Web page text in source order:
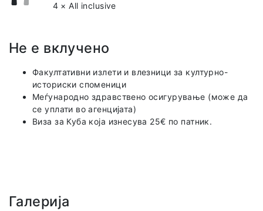
4 × All inclusive
Не е вклучено
Факултативни излети и влезници за културно-
историски споменици
Меѓународно здравствено осигурување (може да
се уплати во агенцијата)
Виза за Куба која изнесува 25€ по патник.
Галерија